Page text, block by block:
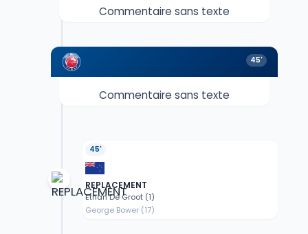
Commentaire sans texte
45'
Commentaire sans texte
45'
REPLACEMENT
Ethan De Groot (1)
George Bower (17)